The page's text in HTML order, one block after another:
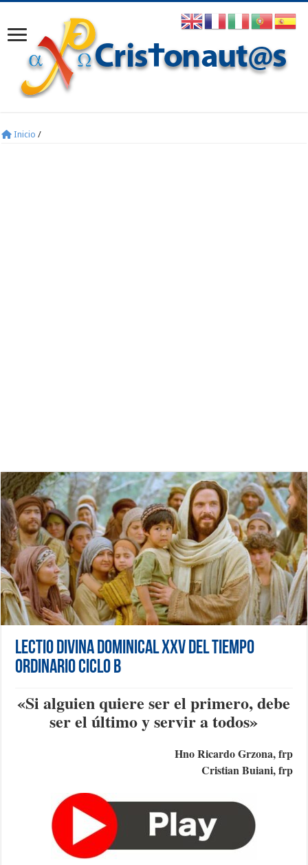
Inicio /
Lectio Divina Dominical XXV del Tiempo
Ordinario Ciclo B
«Si alguien quiere ser el primero, debe
ser el último y servir a todos»
Hno Ricardo Grzona, frp
Cristian Buiani, frp